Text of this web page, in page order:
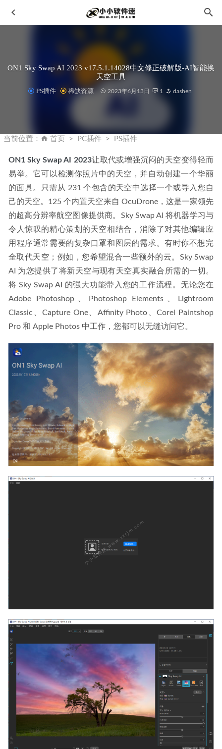
ON1 Sky Swap AI 2023 v17.5.1.14028中文修正破解版-AI智能换
天空工具
PS插件 稀缺资源 2023年6月13日 1 dashen
当前位置： 首页 PC插件 PS插件
ON1 Sky Swap AI 2023让取代或增强沉闷的天空变得轻而
易举。它可以检测你照片中的天空，并自动创建一个华丽
的面具。只需从 231 个包含的天空中选择一个或导入您自
己的天空。125 个内置天空来自 OcuDrone，这是一家领先
的超高分辨率航空图像提供商。Sky Swap AI 将机器学习与
令人惊叹的精心策划的天空相结合，消除了对其他编辑应
用程序通常需要的复杂口罩和图层的需求。有时你不想完
全取代天空；例如，您希望混合一些额外的云。Sky Swap
AI 为您提供了将新天空与现有天空真实融合所需的一切。
将 Sky Swap AI 的强大功能带入您的工作流程。无论您在
Adobe Photoshop、Photoshop Elements、Lightroom
Classic、Capture One、Affinity Photo、Corel Paintshop
Pro 和 Apple Photos 中工作，您都可以无缝访问它。
CareUEyes 2.4.10.0 中文免安装便携版 2025-08-31
TeamViewer v15.3.8947 可换ID绿色特别版 2020-03-11
Vray3.6 for 3dmax2013-2018破解版下载地址和安装教程
2019-11-26